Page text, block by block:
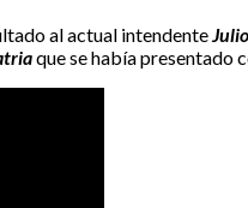
al actual intendente
que se había presentado